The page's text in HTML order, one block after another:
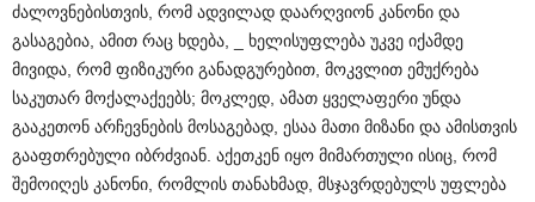
ძალოვნებისთვის, რომ ადვილად დაარღვიონ კანონი და
გასაგებია, ამით რაც ხდება, _ ხელისუფლება უკვე იქამდე
მივიდა, რომ ფიზიკური განადგურებით, მოკვლით ემუქრება
საკუთარ მოქალაქეებს; მოკლედ, ამათ ყველაფერი უნდა
გააკეთონ არჩევნების მოსაგებად, ესაა მათი მიზანი და ამისთვის
გააფთრებული იბრძვიან. აქეთკენ იყო მიმართული ისიც, რომ
შემოიღეს კანონი, რომლის თანახმად, მსჯავრდებულს უფლება